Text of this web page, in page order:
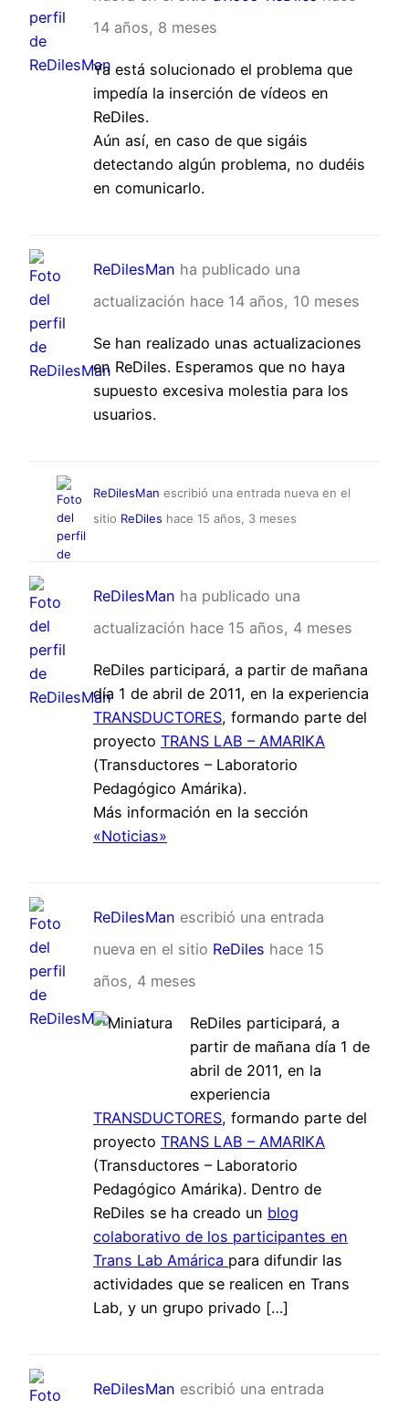
14 años, 8 meses
Ya está solucionado el problema que
impedía la inserción de vídeos en
ReDiles.
Aún así, en caso de que sigáis
detectando algún problema, no dudéis
en comunicarlo.
ReDilesMan ha publicado una
actualización hace 14 años, 10 meses
Se han realizado unas actualizaciones
en ReDiles. Esperamos que no haya
supuesto excesiva molestia para los
usuarios.
ReDilesMan escribió una entrada nueva en el
sitio ReDiles hace 15 años, 3 meses
ReDilesMan ha publicado una
actualización hace 15 años, 4 meses
ReDiles participará, a partir de mañana
día 1 de abril de 2011, en la experiencia
TRANSDUCTORES, formando parte del
proyecto TRANS LAB – AMARIKA
(Transductores – Laboratorio
Pedagógico Amárika).
Más información en la sección
«Noticias»
ReDilesMan escribió una entrada
nueva en el sitio ReDiles hace 15
años, 4 meses
ReDiles participará, a
partir de mañana día 1 de
abril de 2011, en la
experiencia
TRANSDUCTORES, formando parte del
proyecto TRANS LAB – AMARIKA
(Transductores – Laboratorio
Pedagógico Amárika). Dentro de
ReDiles se ha creado un blog
colaborativo de los participantes en
Trans Lab Amárica para difundir las
actividades que se realicen en Trans
Lab, y un grupo privado […]
ReDilesMan escribió una entrada